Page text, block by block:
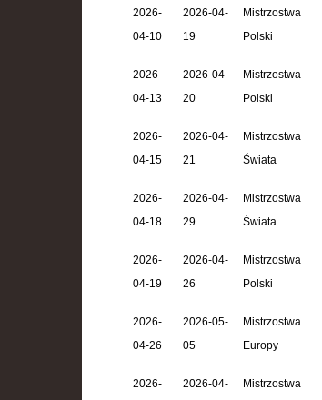
2026-
04-10
2026-04-
19
Mistrzostwa
Polski
2026-
04-13
2026-04-
20
Mistrzostwa
Polski
2026-
04-15
2026-04-
21
Mistrzostwa
Świata
2026-
04-18
2026-04-
29
Mistrzostwa
Świata
2026-
04-19
2026-04-
26
Mistrzostwa
Polski
2026-
04-26
2026-05-
05
Mistrzostwa
Europy
2026-
2026-04-
Mistrzostwa